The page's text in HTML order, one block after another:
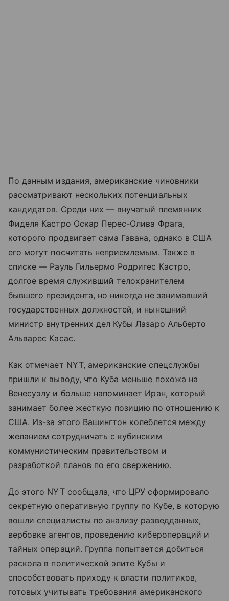
По данным издания, американские чиновники
рассматривают нескольких потенциальных
кандидатов. Среди них — внучатый племянник
Фиделя Кастро Оскар Перес-Олива Фрага,
которого продвигает сама Гавана, однако в США
его могут посчитать неприемлемым. Также в
списке — Рауль Гильермо Родригес Кастро,
долгое время служивший телохранителем
бывшего президента, но никогда не занимавший
государственных должностей, и нынешний
министр внутренних дел Кубы Лазаро Альберто
Альварес Касас.
Как отмечает NYT, американские спецслужбы
пришли к выводу, что Куба меньше похожа на
Венесуэлу и больше напоминает Иран, который
занимает более жесткую позицию по отношению к
США. Из-за этого Вашингтон колеблется между
желанием сотрудничать с кубинским
коммунистическим правительством и
разработкой планов по его свержению.
До этого NYT сообщала, что ЦРУ сформировало
секретную оперативную группу по Кубе, в которую
вошли специалисты по анализу разведданных,
вербовке агентов, проведению киберопераций и
тайных операций. Группа попытается добиться
раскола в политической элите Кубы и
способствовать приходу к власти политиков,
готовых учитывать требования американского